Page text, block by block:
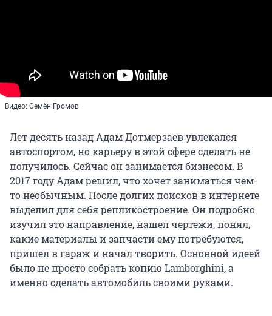
Видео: Семён Громов
Лет десять назад Адам Дотмерзаев увлекался
автоспортом, но карьеру в этой сфере сделать не
получилось. Сейчас он занимается бизнесом. В
2017 году Адам решил, что хочет заниматься чем-
то необычным. После долгих поисков в интернете
выделил для себя репликостроение. Он подробно
изучил это направление, нашел чертежи, понял,
какие материалы и запчасти ему потребуются,
пришел в гараж и начал творить. Основной идеей
было не просто собрать копию Lamborghini, а
именно сделать автомобиль своими руками.